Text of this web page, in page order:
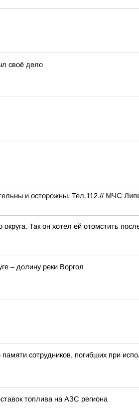
своё дело
и осторожны. Тел.112.// МЧС
Так он хотел ей отомстить
– долину реки Воргол
сотрудников, погибших при
топлива на АЗС региона